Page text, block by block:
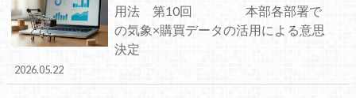
用法 第10回 本部各部署で
の気象×購買データの活用による意思
決定
2026.05.22